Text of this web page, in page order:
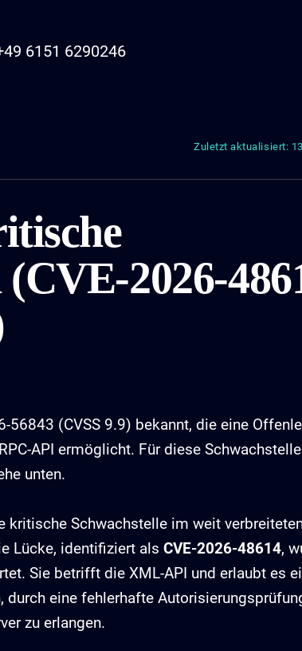
6151 6290246
Zuletzt aktualisiert:
2026-
56843 (CVSS 9.9) bekannt, die eine
API ermöglicht. Für diese
unten.
kritische Schwachstelle im weit
Lücke, identifiziert als CVE-2026-48614,
Sie betrifft die XML-API und erlaubt es
eine fehlerhafte
zu erlangen.